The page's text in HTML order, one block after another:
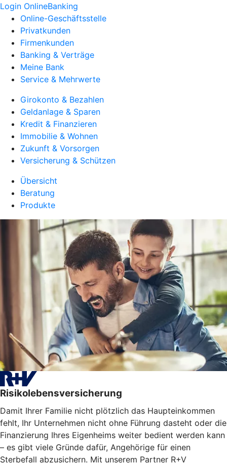
Login OnlineBanking
Online-Geschäftsstelle
Privatkunden
Firmenkunden
Banking & Verträge
Meine Bank
Service & Mehrwerte
Girokonto & Bezahlen
Geldanlage & Sparen
Kredit & Finanzieren
Immobilie & Wohnen
Zukunft & Vorsorgen
Versicherung & Schützen
Übersicht
Beratung
Produkte
Risikolebensversicherung
Damit Ihrer Familie nicht plötzlich das Haupteinkommen
fehlt, Ihr Unternehmen nicht ohne Führung dasteht oder die
Finanzierung Ihres Eigenheims weiter bedient werden kann
– es gibt viele Gründe dafür, Angehörige für einen
Sterbefall abzusichern. Mit unserem Partner R+V